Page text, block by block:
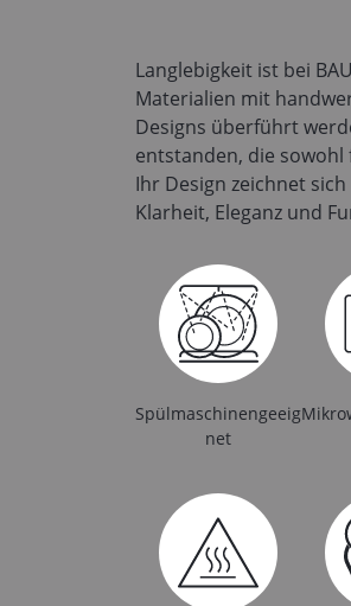
Langlebigkeit ist bei
Materialien mit
Designs überführt
entstanden, die
Ihr Design zeichnet
Klarheit, Eleganz und
Spülmaschinengeeig
net